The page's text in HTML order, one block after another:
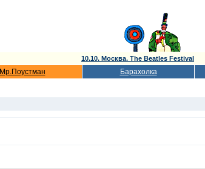
10.10. Москва. The Beatles Festival
Мр.Поустман Барахолка